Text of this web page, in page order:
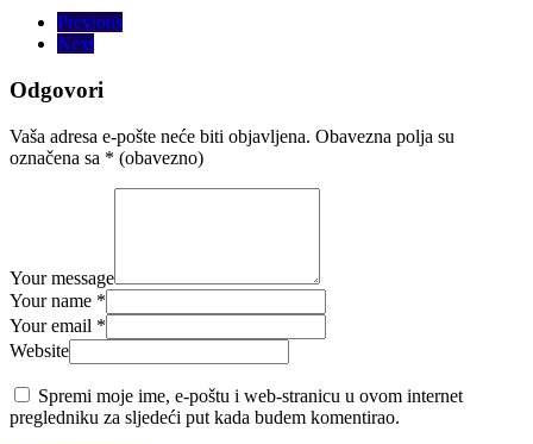
Previous
Next
Odgovori
Vaša adresa e-pošte neće biti objavljena. Obavezna polja su
označena sa * (obavezno)
Your message
Your name *
Your email *
Website
Spremi moje ime, e-poštu i web-stranicu u ovom internet
pregledniku za sljedeći put kada budem komentirao.